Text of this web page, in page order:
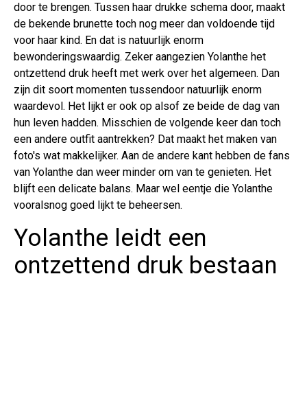
door te brengen. Tussen haar drukke schema door, maakt
de bekende brunette toch nog meer dan voldoende tijd
voor haar kind. En dat is natuurlijk enorm
bewonderingswaardig. Zeker aangezien Yolanthe het
ontzettend druk heeft met werk over het algemeen. Dan
zijn dit soort momenten tussendoor natuurlijk enorm
waardevol. Het lijkt er ook op alsof ze beide de dag van
hun leven hadden. Misschien de volgende keer dan toch
een andere outfit aantrekken? Dat maakt het maken van
foto's wat makkelijker. Aan de andere kant hebben de fans
van Yolanthe dan weer minder om van te genieten. Het
blijft een delicate balans. Maar wel eentje die Yolanthe
vooralsnog goed lijkt te beheersen.
Yolanthe leidt een
ontzettend druk bestaan